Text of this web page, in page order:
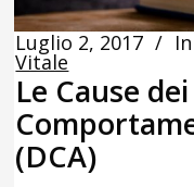
Luglio 2, 2017 In
Vitale
Le Cause
(DCA)